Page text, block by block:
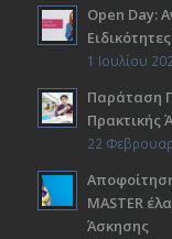
Open Day:
1 Ιουλίου
Παράταση
Πρακτικής
22
ΜΑSTER
Άσκησης